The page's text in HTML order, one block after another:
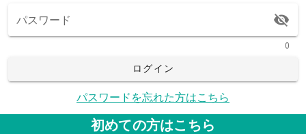
パスワード
0
ログイン
パスワードを忘れた方はこちら
初めての方はこちら